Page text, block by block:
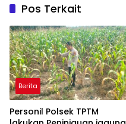
Pos Terkait
Berita
Personil Polsek TPTM